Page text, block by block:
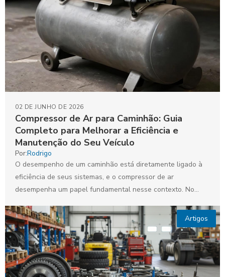
Compressor de Ar para Caminhão: Guia
Completo para Melhorar a Eficiência e
Manutenção do Seu Veículo
02 DE JUNHO DE 2026
Por:Rodrigo
O desempenho de um caminhão está diretamente ligado à
eficiência de seus sistemas, e o compressor de ar
desempenha um papel fundamental nesse contexto. No...
Artigos